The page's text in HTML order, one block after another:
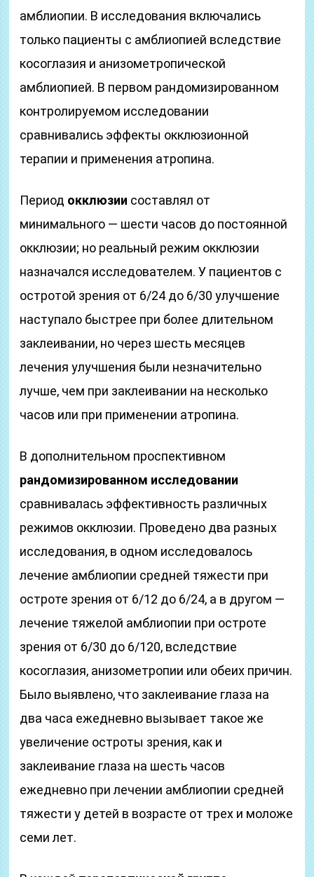
амблиопии. В исследования включались
только пациенты с амблиопией вследствие
косоглазия и анизометропической
амблиопией. В первом рандомизированном
контролируемом исследовании
сравнивались эффекты окклюзионной
терапии и применения атропина.
Период окклюзии составлял от
минимального — шести часов до постоянной
окклюзии; но реальный режим окклюзии
назначался исследователем. У пациентов с
остротой зрения от 6/24 до 6/30 улучшение
наступало быстрее при более длительном
заклеивании, но через шесть месяцев
лечения улучшения были незначительно
лучше, чем при заклеивании на несколько
часов или при применении атропина.
В дополнительном проспективном
рандомизированном исследовании
сравнивалась эффективность различных
режимов окклюзии. Проведено два разных
исследования, в одном исследовалось
лечение амблиопии средней тяжести при
остроте зрения от 6/12 до 6/24, а в другом —
лечение тяжелой амблиопии при остроте
зрения от 6/30 до 6/120, вследствие
косоглазия, анизометропии или обеих причин.
Было выявлено, что заклеивание глаза на
два часа ежедневно вызывает такое же
увеличение остроты зрения, как и
заклеивание глаза на шесть часов
ежедневно при лечении амблиопии средней
тяжести у детей в возрасте от трех и моложе
семи лет.